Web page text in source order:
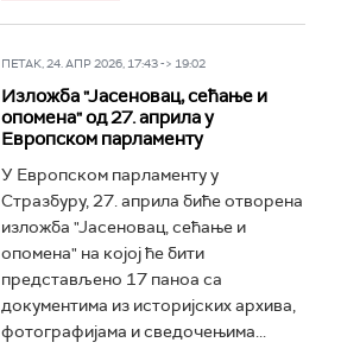
ПЕТАК, 24. АПР 2026, 17:43 -> 19:02
Изложба "Јасеновац, сећање и
опомена" од 27. априла у
Европском парламенту
У Европском парламенту у
Стразбуру, 27. априла биће отворена
изложба "Јасеновац, сећање и
опомена" на којој ће бити
представљено 17 паноа са
документима из историјских архива,
фотографијама и сведочењима...